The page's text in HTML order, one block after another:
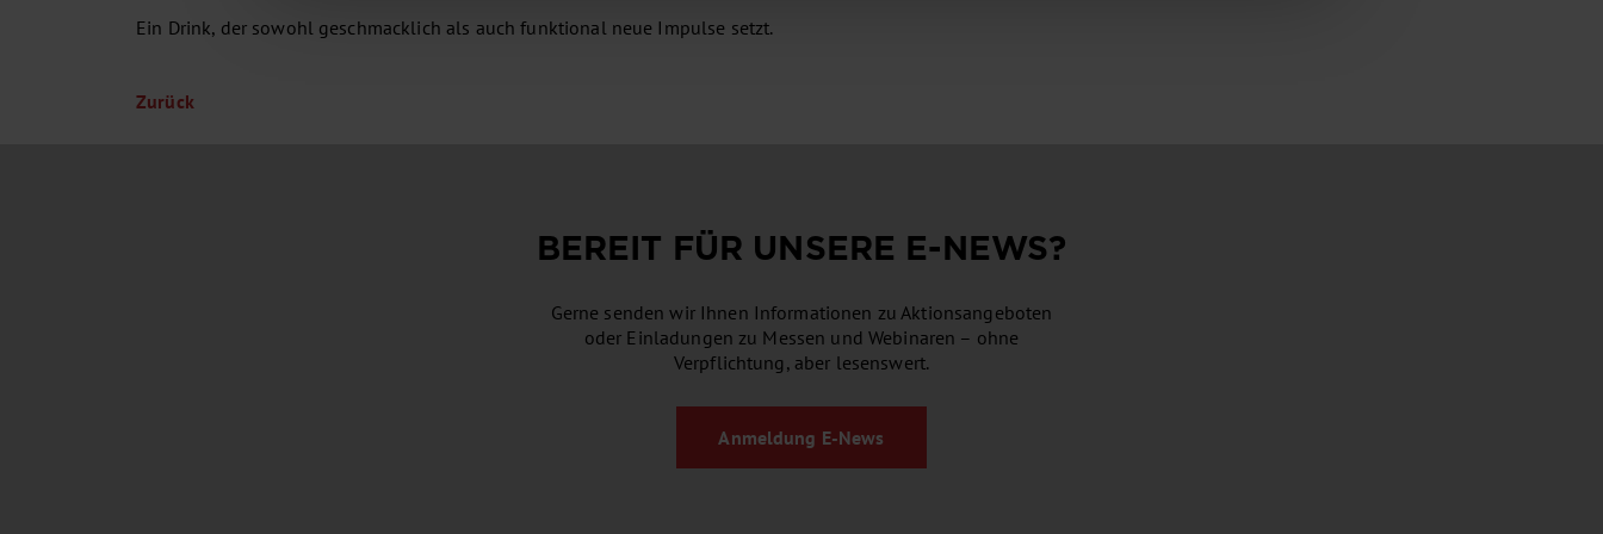
Ein Drink, der sowohl geschmacklich als auch funktional neue Impulse setzt.
Zurück
BEREIT FÜR UNSERE E-NEWS?
Gerne senden wir Ihnen Informationen zu Aktionsangeboten
oder Einladungen zu Messen und Webinaren – ohne
Verpflichtung, aber lesenswert.
Anmeldung E-News